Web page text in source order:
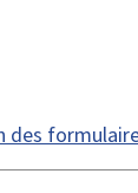
des